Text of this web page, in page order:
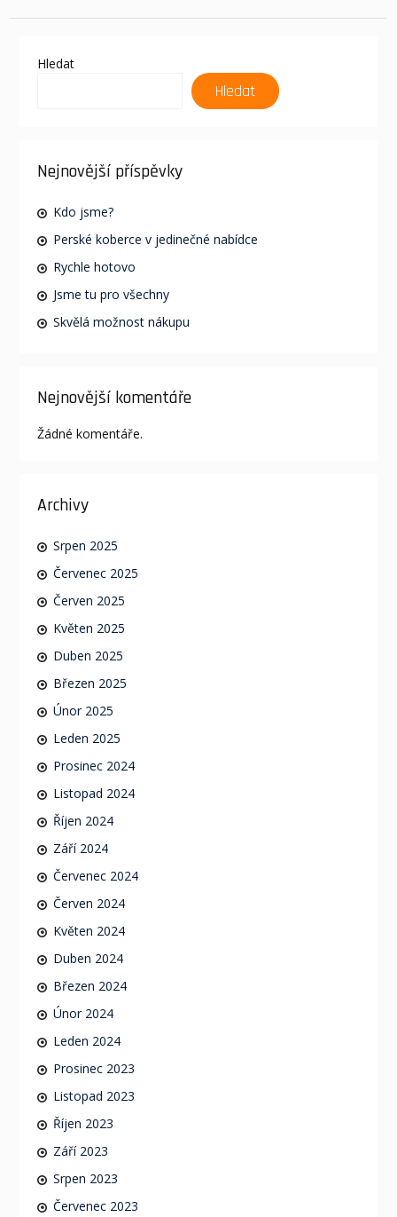
Hledat
Hledat
Nejnovější příspěvky
Kdo jsme?
Perské koberce v jedinečné nabídce
Rychle hotovo
Jsme tu pro všechny
Skvělá možnost nákupu
Nejnovější komentáře
Žádné komentáře.
Archivy
Srpen 2025
Červenec 2025
Červen 2025
Květen 2025
Duben 2025
Březen 2025
Únor 2025
Leden 2025
Prosinec 2024
Listopad 2024
Říjen 2024
Září 2024
Červenec 2024
Červen 2024
Květen 2024
Duben 2024
Březen 2024
Únor 2024
Leden 2024
Prosinec 2023
Listopad 2023
Říjen 2023
Září 2023
Srpen 2023
Červenec 2023